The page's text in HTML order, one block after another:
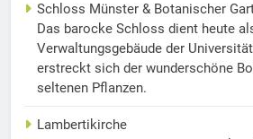
Schloss Münster & Botanischer
Das barocke Schloss dient heute
Verwaltungsgebäude der
erstreckt sich der wunderschöne
seltenen Pflanzen.
Lambertikirche